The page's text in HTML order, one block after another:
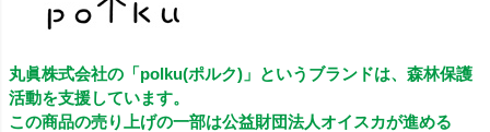
丸眞株式会社の「polku(ポルク)」というブランドは、森林保護
活動を支援しています。
この商品の売り上げの一部は公益財団法人オイスカが進める